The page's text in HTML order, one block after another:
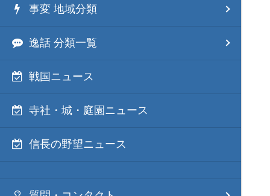
事変 地域分類
逸話 分類一覧
戦国ニュース
寺社・城・庭園ニュース
信長の野望ニュース